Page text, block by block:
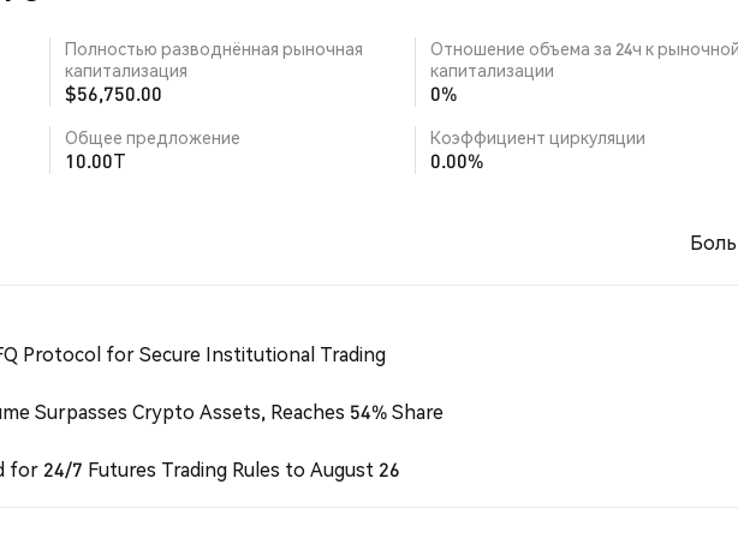
Полностью разводнённая рыночная
капитализация
$56,750.00
Отношение объема за 24ч к
капитализации
0%
Общее предложение
10.00T
Коэффициент циркуляции
0.00%
Protocol for Secure Institutional Trading
Surpasses Crypto Assets, Reaches 54% Share
for 24/7 Futures Trading Rules to August 26